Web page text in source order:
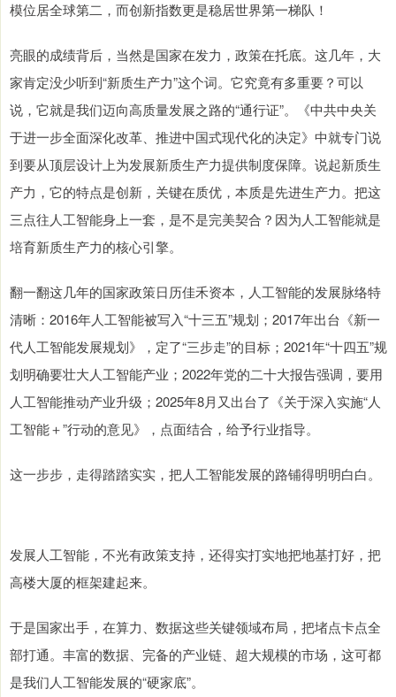
模位居全球第二，而创新指数更是稳居世界第一梯队！
亮眼的成绩背后，当然是国家在发力，政策在托底。这几年，大
家肯定没少听到“新质生产力”这个词。它究竟有多重要？可以
说，它就是我们迈向高质量发展之路的“通行证”。《中共中央关
于进一步全面深化改革、推进中国式现代化的决定》中就专门说
到要从顶层设计上为发展新质生产力提供制度保障。说起新质生
产力，它的特点是创新，关键在质优，本质是先进生产力。把这
三点往人工智能身上一套，是不是完美契合？因为人工智能就是
培育新质生产力的核心引擎。
翻一翻这几年的国家政策日历佳禾资本，人工智能的发展脉络特
清晰：2016年人工智能被写入“十三五”规划；2017年出台《新一
代人工智能发展规划》，定了“三步走”的目标；2021年“十四五”规
划明确要壮大人工智能产业；2022年党的二十大报告强调，要用
人工智能推动产业升级；2025年8月又出台了《关于深入实施“人
工智能＋”行动的意见》，点面结合，给予行业指导。
这一步步，走得踏踏实实，把人工智能发展的路铺得明明白白。
发展人工智能，不光有政策支持，还得实打实地把地基打好，把
高楼大厦的框架建起来。
于是国家出手，在算力、数据这些关键领域布局，把堵点卡点全
部打通。丰富的数据、完备的产业链、超大规模的市场，这可都
是我们人工智能发展的“硬家底”。